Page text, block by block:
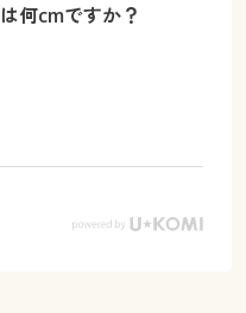
何cmですか？